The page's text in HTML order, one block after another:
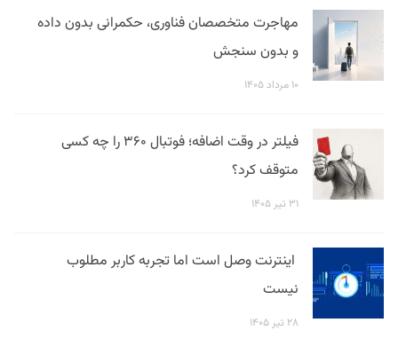
مهاجرت متخصصان فناوری، حکمرانی بدون داده
و بدون سنجش
۱۰ مرداد ۱۴۰۵
فیلتر در وقت اضافه؛ فوتبال ۳۶۰ را چه کسی
متوقف کرد؟
۳۱ تیر ۱۴۰۵
اینترنت وصل است اما تجربه کاربر مطلوب
نیست
۲۸ تیر ۱۴۰۵